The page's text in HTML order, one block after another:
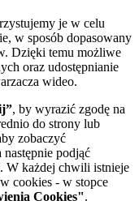
je w celu
w sposób dopasowany
Dzięki temu możliwe
oraz udostępnianie
wideo.
, by wyrazić zgodę na
do strony lub
zobaczyć
podjąć
W każdej chwili istnieje
cookies - w stopce
Cookies".